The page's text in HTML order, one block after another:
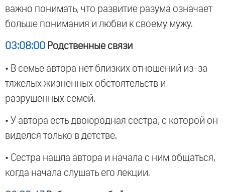
важно понимать, что развитие разума означает
больше понимания и любви к своему мужу.
03:08:00 Родственные связи
• В семье автора нет близких отношений из-за
тяжелых жизненных обстоятельств и
разрушенных семей.
• У автора есть двоюродная сестра, с которой он
виделся только в детстве.
• Сестра нашла автора и начала с ним общаться,
когда начала слушать его лекции.